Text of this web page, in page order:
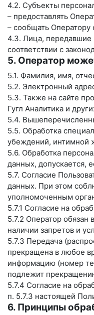
4.2. Субъекты
– предоставлять
– сообщать
4.3. Лица, передавшие
соответствии с
5. Оператор
5.1. Фамилия, имя,
5.2. Электронный
5.3. Также на сайте
Гугл Аналитика и
5.4.
5.5. Обработка
убеждений, интимной
5.6. Обработка
данных, допускается,
5.7. Согласие
данных. При этом
уполномоченным
5.7.1 Согласие на
5.7.2 Оператор обязан
наличии запретов и
5.7.3 Передача
прекращена в любое
информацию (номер
подлежит
5.7.4 Согласие на
п. 5.7.3 настоящей
6. Принципы